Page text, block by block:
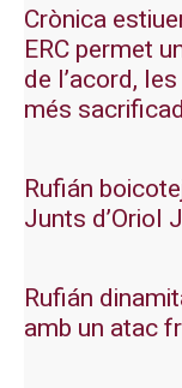
Crònica
ERC permet
de l’acord,
més
Rufián
Junts d’Oriol
Rufián
amb un atac